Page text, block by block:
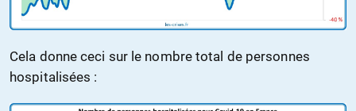
Cela donne ceci sur le nombre total de personnes
hospitalisées :